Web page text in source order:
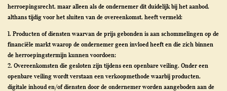
herroepingsrecht, maar alleen als de ondernemer dit duidelijk bij het aanbod,
althans tijdig voor het sluiten van de overeenkomst, heeft vermeld:
1. Producten of diensten waarvan de prijs gebonden is aan schommelingen op de
financiële markt waarop de ondernemer geen invloed heeft en die zich binnen
de herroepingstermijn kunnen voordoen;
2. Overeenkomsten die gesloten zijn tijdens een openbare veiling. Onder een
openbare veiling wordt verstaan een verkoopmethode waarbij producten,
digitale inhoud en/of diensten door de ondernemer worden aangeboden aan de